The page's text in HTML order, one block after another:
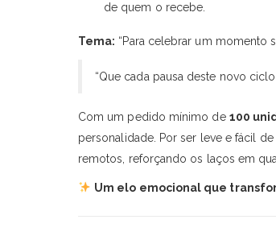
de quem o recebe.
Tema: “Para celebrar um momento
“Que cada pausa deste novo
Com um pedido mínimo de 100
personalidade. Por ser leve e fácil
remotos, reforçando os laços em
Um elo emocional que